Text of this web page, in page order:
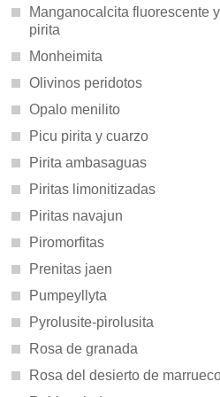
Manganocalcita fluorescente y
pirita
Monheimita
Olivinos peridotos
Opalo menilito
Picu pirita y cuarzo
Pirita ambasaguas
Piritas limonitizadas
Piritas navajun
Piromorfitas
Prenitas jaen
Pumpeyllyta
Pyrolusite-pirolusita
Rosa de granada
Rosa del desierto de